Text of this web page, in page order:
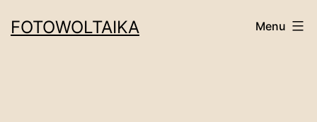
doFOTOWOLTAIKA Menu